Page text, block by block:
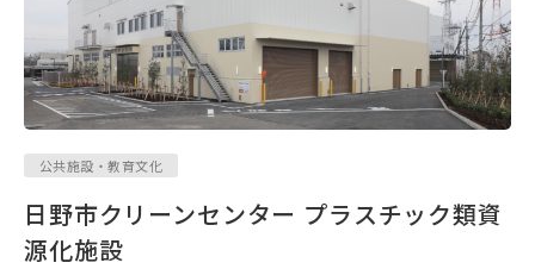
公共施設・教育文化
日野市クリーンセンター プラスチック類資
源化施設